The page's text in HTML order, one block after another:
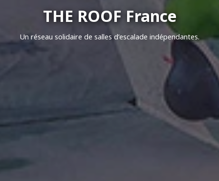
THE ROOF France
Un réseau solidaire de salles d’escalade indépendantes.